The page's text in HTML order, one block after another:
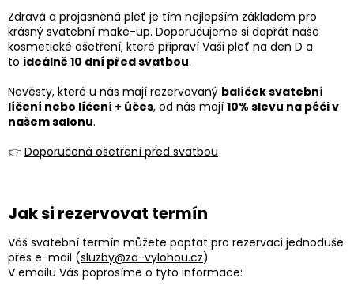
Zdravá a projasněná pleť je tím nejlepším základem pro
krásný svatební make-up. Doporučujeme si dopřát naše
kosmetické ošetření, které připraví Vaši pleť na den D a
to ideálně 10 dní před svatbou.
Nevěsty, které u nás mají rezervovaný balíček svatební
líčení nebo líčení + účes, od nás mají 10% slevu na péči v
našem salonu.
👉 Doporučená ošetření před svatbou
Jak si rezervovat termín
Váš svatební termín můžete poptat pro rezervaci jednoduše
přes e-mail (sluzby@za-vylohou.cz)
V emailu Vás poprosíme o tyto informace: